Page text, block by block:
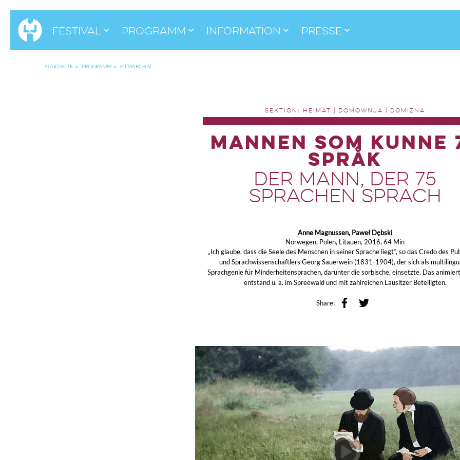
Festival Programm Information Presse
STARTSEITE PROGRAMM FILMARCHIV
SEKTION: HEIMAT | DOMOWNJA | DOMIZNA
Mannen som kunne
språk
Der Mann, der 75
Sprachen sprach
Anne Magnussen, Paweł Dębski
Norwegen, Polen, Litauen, 2016, 64 Min
„Ich glaube, dass die Seele des Menschen in seiner Sprache liegt“, so das Credo des
und Sprachwissenschaftlers Georg Sauerwein (1831-1904), der sich als
Sprachgenie für Minderheitensprachen, darunter die sorbische, einsetzte. Das
entstand u. a. im Spreewald und mit zahlreichen Lausitzer Beteiligten.
Share: